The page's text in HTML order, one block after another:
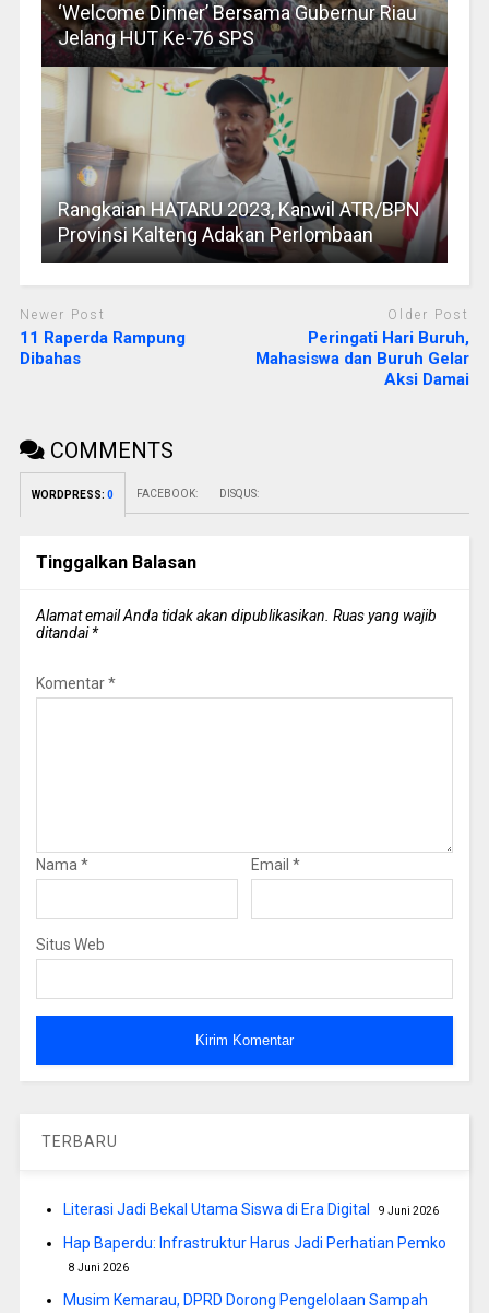
‘Welcome Dinner’ Bersama Gubernur Riau
Jelang HUT Ke-76 SPS
Rangkaian HATARU 2023, Kanwil ATR/BPN
Provinsi Kalteng Adakan Perlombaan
Newer Post
11 Raperda Rampung
Dibahas
Older Post
Peringati Hari Buruh,
Mahasiswa dan Buruh Gelar
Aksi Damai
COMMENTS
WORDPRESS: 0 FACEBOOK: DISQUS:
Tinggalkan Balasan
Alamat email Anda tidak akan dipublikasikan. Ruas yang wajib
ditandai*
Komentar*
Nama * Email *
Situs Web
TERBARU
Literasi Jadi Bekal Utama Siswa di Era Digital 9 Juni 2026
Hap Baperdu: Infrastruktur Harus Jadi Perhatian Pemko
8 Juni 2026
Musim Kemarau, DPRD Dorong Pengelolaan Sampah